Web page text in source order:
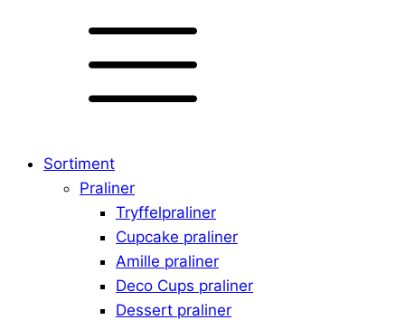
Sortiment
Praliner
Tryffelpraliner
Cupcake praliner
Amille praliner
Deco Cups praliner
Dessert praliner